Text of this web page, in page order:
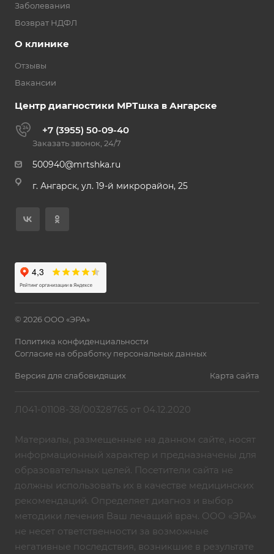
Заболевания
Возврат НДФЛ
О клинике
Отзывы
Вакансии
Центр диагностики МРТшка в Ангарске
+7 (3955) 50-09-40
Заказать звонок, 24/7
500940@mrtshka.ru
г. Ангарск, ул. 19-й микрорайон, 25
© 2026 ООО «ЭРА»
Политика конфиденциальности
Согласие на обработку персональных данных
Версия для слабовидящих Карта сайта
Л041-01108-38/00328765 от 04.12.2020
Материалы, размещенные на данном сайте, носят
информационный характер и предназначены для
образовательных целей. Посетители сайта не
должны использовать их в качестве медицинских
рекомендаций. Определяет диагноз и выбор
методики лечения Ваш лечащий врач. ООО «ЭРА»
не несет ответственности за возможные
негативные последствия, возникшие в результате